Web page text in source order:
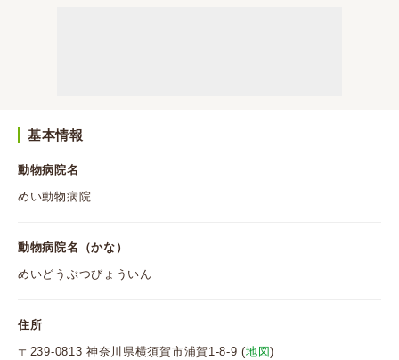
基本情報
動物病院名
めい動物病院
動物病院名（かな）
めいどうぶつびょういん
住所
〒239-0813 神奈川県横須賀市浦賀1-8-9 (地図)